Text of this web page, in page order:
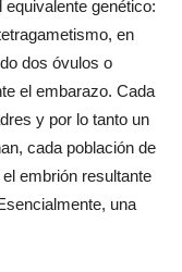
genético:
en
dos óvulos o
el embarazo. Cada
y por lo tanto un
cada población de
embrión resultante
una